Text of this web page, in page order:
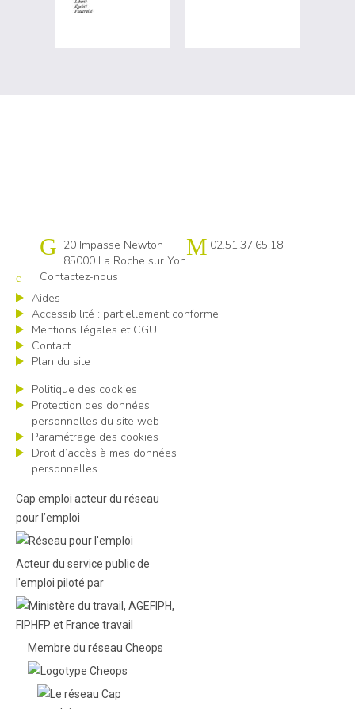
Cap emploi 85
20 Impasse Newton
85000 La Roche sur Yon
02.51.37.65.18
Contactez-nous
Aides
Accessibilité : partiellement conforme
Mentions légales et CGU
Contact
Plan du site
Politique des cookies
Protection des données
personnelles du site web
Paramétrage des cookies
Droit d’accès à mes données
personnelles
Cap emploi acteur du réseau
pour l’emploi
Acteur du service public de
l'emploi piloté par
Membre du réseau Cheops